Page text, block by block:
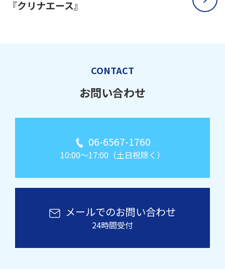
『クリナエース』
CONTACT
お問い合わせ
06-6567-1760
10:00～17:00（土日祝除く）
メールでのお問い合わせ
24時間受付